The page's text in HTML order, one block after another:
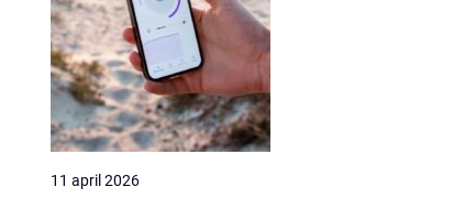
11 april 2026